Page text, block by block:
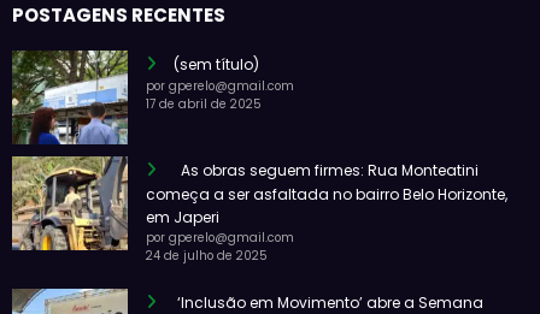
POSTAGENS RECENTES
(sem título)
por gperelo@gmail.com
17 de abril de 2025
As obras seguem firmes: Rua Monteatini
começa a ser asfaltada no bairro Belo Horizonte,
em Japeri
por gperelo@gmail.com
24 de julho de 2025
‘Inclusão em Movimento’ abre a Semana